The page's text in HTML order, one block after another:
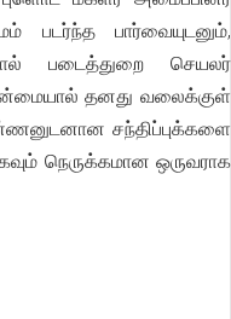
பார்வையுடனும்,
படைத்துறை செயலர்
தனது வலைக்குள்
சந்திப்புக்களை
நெருக்கமான ஒருவராக